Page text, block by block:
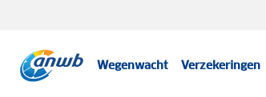
Wegenwacht Verzekeringen